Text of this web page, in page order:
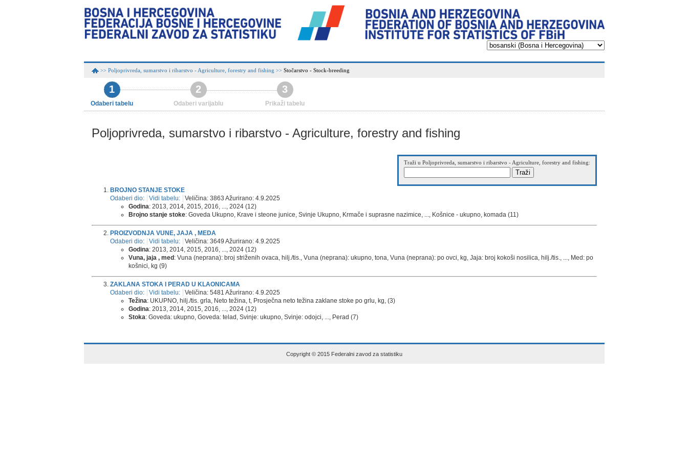
>> Poljoprivreda, sumarstvo i ribarstvo - Agriculture, forestry and fishing >> Stočarstvo - Stock-breeding
1
Odaberi tabelu
2
Odaberi varijablu
3
Prikaži tabelu
Poljoprivreda, sumarstvo i ribarstvo - Agriculture, forestry and fishing
Traži u Poljoprivreda, sumarstvo i ribarstvo - Agriculture, forestry and fishing:
BROJNO STANJE STOKE
Odaberi dio:
Vidi tabelu:
Veličina: 3863 Ažurirano: 4.9.2025
Godina: 2013, 2014, 2015, 2016, ..., 2024 (12)
Brojno stanje stoke: Goveda Ukupno, Krave i steone junice, Svinje Ukupno, Krmače i suprasne nazimice, ..., Košnice - ukupno, komada (11)
PROIZVODNJA VUNE, JAJA , MEDA
Odaberi dio:
Vidi tabelu:
Veličina: 3649 Ažurirano: 4.9.2025
Godina: 2013, 2014, 2015, 2016, ..., 2024 (12)
Vuna, jaja , med : Vuna (neprana): broj striženih ovaca, hilj./tis., Vuna (neprana): ukupno, tona, Vuna (neprana): po ovci, kg, Jaja: broj kokoši nosilica, hilj./tis., ..., Med: po
košnici, kg (9)
ZAKLANA STOKA I PERAD U KLAONICAMA
Odaberi dio:
Vidi tabelu:
Veličina: 5481 Ažurirano: 4.9.2025
Težina: UKUPNO, hilj./tis. grla, Neto težina, t, Prosječna neto težina zaklane stoke po grlu, kg, (3)
Godina: 2013, 2014, 2015, 2016, ..., 2024 (12)
Stoka: Goveda: ukupno, Goveda: telad, Svinje: ukupno, Svinje: odojci, ..., Perad (7)
Copyright © 2015 Federalni zavod za statistiku